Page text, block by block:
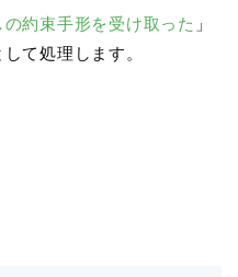
約束手形を受け取った 」
して処理します。